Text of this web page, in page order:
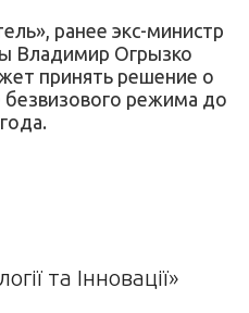
ранее экс-министр
Владимир Огрызко
принять решение о
безвизового режима до
та Інновації»